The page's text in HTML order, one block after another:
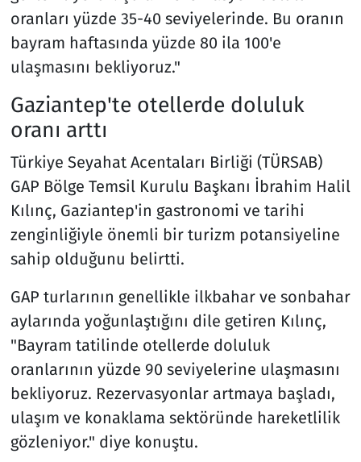
oranları yüzde 35-40 seviyelerinde. Bu oranın
bayram haftasında yüzde 80 ila 100'e
ulaşmasını bekliyoruz."
Gaziantep'te otellerde doluluk
oranı arttı
Türkiye Seyahat Acentaları Birliği (TÜRSAB)
GAP Bölge Temsil Kurulu Başkanı İbrahim Halil
Kılınç, Gaziantep'in gastronomi ve tarihi
zenginliğiyle önemli bir turizm potansiyeline
sahip olduğunu belirtti.
GAP turlarının genellikle ilkbahar ve sonbahar
aylarında yoğunlaştığını dile getiren Kılınç,
"Bayram tatilinde otellerde doluluk
oranlarının yüzde 90 seviyelerine ulaşmasını
bekliyoruz. Rezervasyonlar artmaya başladı,
ulaşım ve konaklama sektöründe hareketlilik
gözleniyor." diye konuştu.